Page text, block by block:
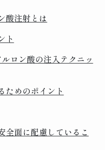
酸注射とは
ト
ロン酸の注入テクニッ
ためのポイント
全面に配慮しているこ